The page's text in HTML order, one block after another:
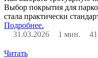
Выбор покрытия для
стала практически
Подробнее.
31.03.2026
1 мин.
Читать